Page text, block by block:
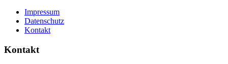
Impressum
Datenschutz
Kontakt
Kontakt